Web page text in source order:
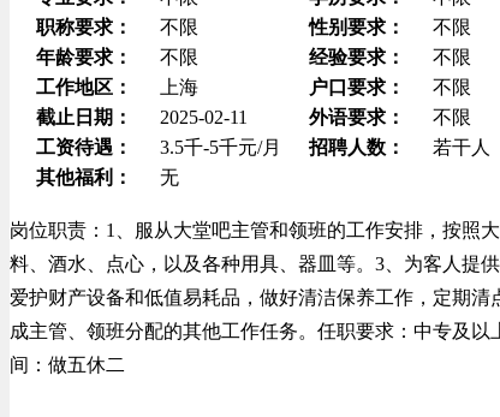
职称要求：
不限 性别要求：
不限
年龄要求：
不限 经验要求：
不限
工作地区：
上海 户口要求：
不限
截止日期：
2025-02-11 外语要求：
不限
工资待遇：
3.5千-5千元/月 招聘人数：
若干人
其他福利：
无
岗位职责：1、服从大堂吧主管和领班的工作安排，按照
料、酒水、点心，以及各种用具、器皿等。3、为客人提
爱护财产设备和低值易耗品，做好清洁保养工作，定期
成主管、领班分配的其他工作任务。任职要求：中专及
间：做五休二